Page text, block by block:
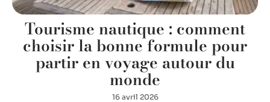
Tourisme nautique : comment
choisir la bonne formule pour
partir en voyage autour du
monde
16 avril 2026